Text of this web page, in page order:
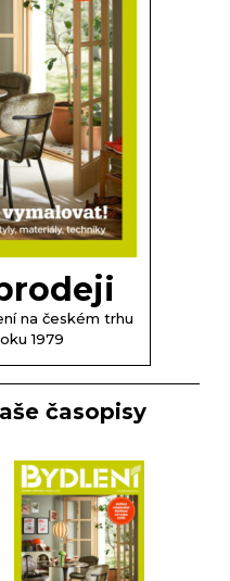
na českém trhu
1979
časopisy